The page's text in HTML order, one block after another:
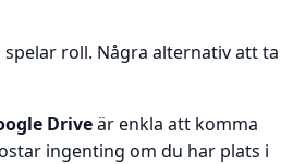
roll. Några alternativ att ta
Driveär enkla att komma
ingenting om du har plats i